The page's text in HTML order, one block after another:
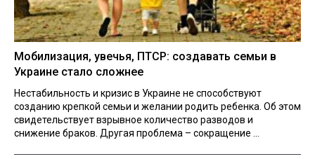
Мобилизация, увечья, ПТСР: создавать семьи в
Украине стало сложнее
Нестабильность и кризис в Украине не способствуют
созданию крепкой семьи и желании родить ребенка. Об этом
свидетельствует взрывное количество разводов и
снижение браков. Другая проблема – сокращение ...